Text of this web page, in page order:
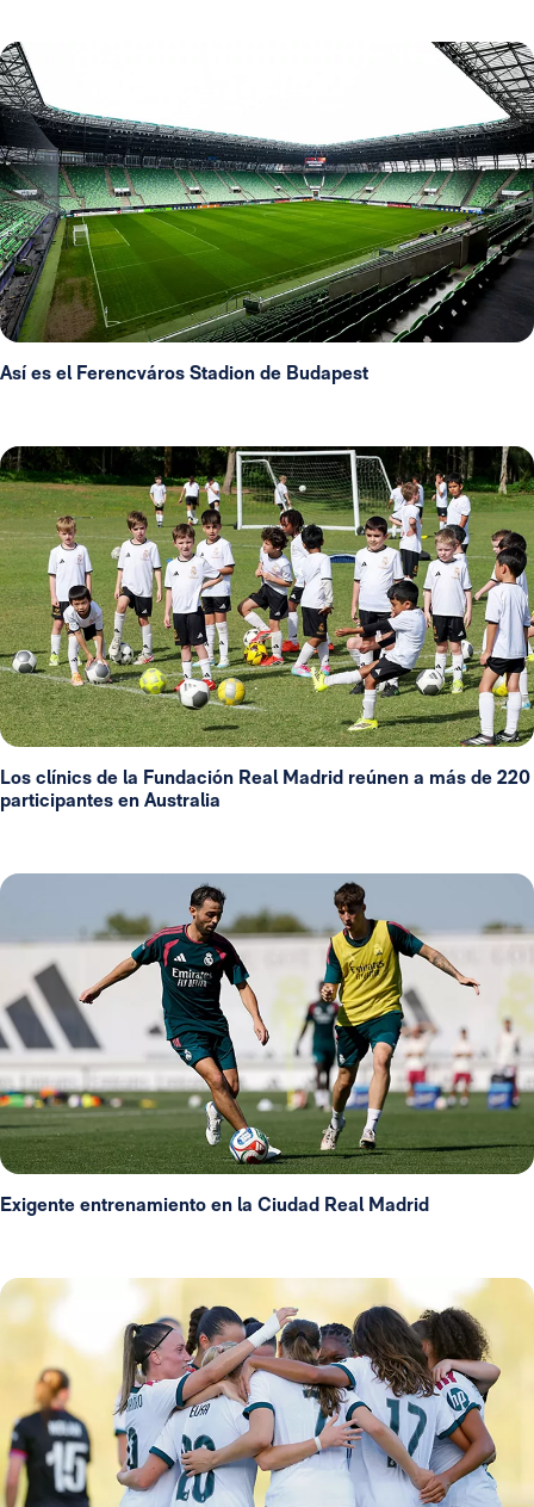
Así es el Ferencváros Stadion de Budapest
Los clínics de la Fundación Real Madrid reúnen a más de 220
participantes en Australia
Exigente entrenamiento en la Ciudad Real Madrid